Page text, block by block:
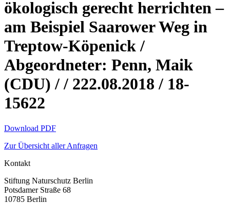
ökologisch gerecht herrichten –
am Beispiel Saarower Weg in
Treptow-Köpenick /
Abgeordneter: Penn, Maik
(CDU) / / 222.08.2018 / 18-
15622
Download PDF
Zur Übersicht aller Anfragen
Kontakt
Stiftung Naturschutz Berlin
Potsdamer Straße 68
10785 Berlin